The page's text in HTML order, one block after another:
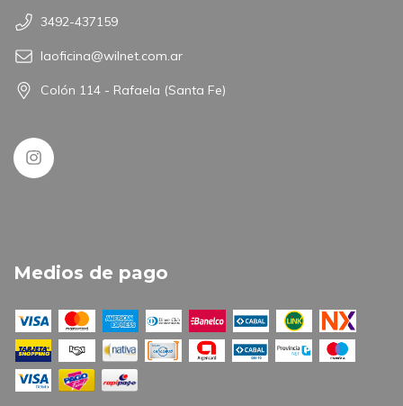
3492-437159
laoficina@wilnet.com.ar
Colón 114 - Rafaela (Santa Fe)
Medios de pago